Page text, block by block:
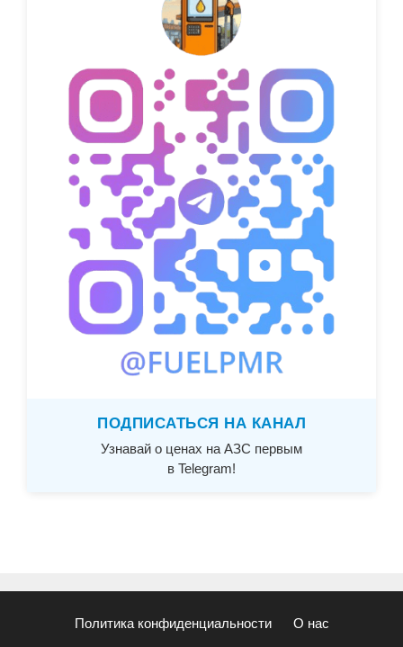
ПОДПИСАТЬСЯ НА КАНАЛ
Узнавай о ценах на АЗС первым
в Telegram!
Политика конфиденциальности О нас